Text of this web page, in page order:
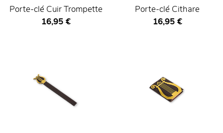
Porte-clé Cuir Trompette
Prix ​​actuel
16,95 €
Porte-clé Cithare
Prix ​​actuel
16,95 €